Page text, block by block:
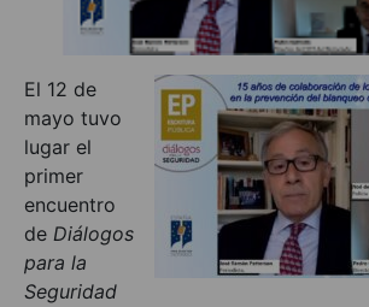
El 12 de
mayo tuvo
lugar el
primer
encuentro
de Diálogos
para la
Seguridad